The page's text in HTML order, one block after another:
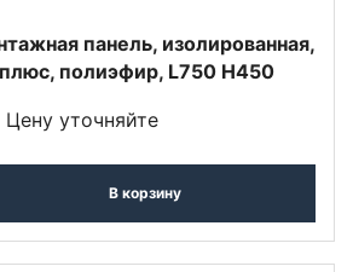
панель, изолированная,
полиэфир, L750 H450
Цену уточняйте
В корзину